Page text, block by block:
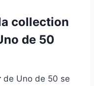
collection
de 50
de Uno de 50 se